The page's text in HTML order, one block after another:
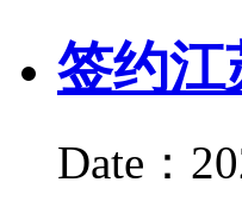
签约江
Date：